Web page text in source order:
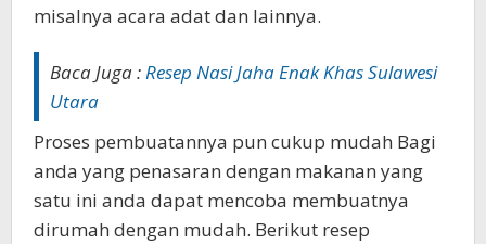
misalnya acara adat dan lainnya.
Baca Juga :Resep Nasi Jaha Enak Khas Sulawesi
Utara
Proses pembuatannya pun cukup mudah Bagi
anda yang penasaran dengan makanan yang
satu ini anda dapat mencoba membuatnya
dirumah dengan mudah. Berikut resep